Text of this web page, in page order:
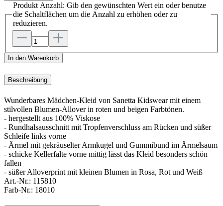
Produkt Anzahl: Gib den gewünschten Wert ein oder benutze
die Schaltflächen um die Anzahl zu erhöhen oder zu
reduzieren.
In den Warenkorb
Beschreibung
Wunderbares Mädchen-Kleid von Sanetta Kidswear mit einem
stilvollen Blumen-Allover in roten und beigen Farbtönen.
- hergestellt aus 100% Viskose
- Rundhalsausschnitt mit Tropfenverschluss am Rücken und süßer
Schleife links vorne
- Ärmel mit gekräuselter Armkugel und Gummibund im Ärmelsaum
- schicke Kellerfalte vorne mittig lässt das Kleid besonders schön
fallen
- süßer Alloverprint mit kleinen Blumen in Rosa, Rot und Weiß
Art.-Nr.: 115810
Farb-Nr.: 18010